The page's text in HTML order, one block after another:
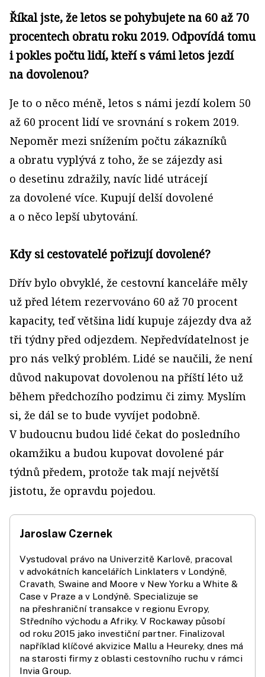
Říkal jste, že letos se pohybujete na 60 až 70
procentech obratu roku 2019. Odpovídá tomu
i pokles počtu lidí, kteří s vámi letos jezdí
na dovolenou?
Je to o něco méně, letos s námi jezdí kolem 50
až 60 pro­cent lidí ve srovnání s rokem 2019.
Nepoměr mezi sní­žením počtu zákazníků
a obratu vyplývá z toho, že se zájezdy asi
o desetinu zdražily, navíc lidé utrácejí
za dovolené více. Kupují delší dovolené
a o něco lepší ubytování.
Kdy si cestovatelé pořizují dovolené?
Dřív bylo obvyklé, že cestovní kanceláře měly
už před létem rezervováno 60 až 70 procent
kapacity, teď většina lidí kupuje zájezdy dva až
tři týdny před odjezdem. Nepředvídatelnost je
pro nás velký problém. Lidé se naučili, že není
důvod nakupovat dovolenou na příští léto už
během předchozího podzimu či zimy. Myslím
si, že dál se to bude vyvíjet podobně.
V budoucnu budou lidé čekat do posledního
okamžiku a budou kupovat dovolené pár
týdnů předem, protože tak mají největší
jistotu, že opravdu pojedou.
Jaroslaw Czernek
Vystudoval právo na Univerzitě Karlově, pracoval
v advokátních kancelářích Linklaters v Londýně,
Cravath, Swaine and Moore v New Yorku a White &
Case v Praze a v Londýně. Specializuje se
na přeshraniční transakce v regionu Evropy,
Středního východu a Afriky. V Rockaway působí
od roku 2015 jako investiční partner. Finalizoval
například klíčové akvizice Mallu a Heureky, dnes má
na starosti firmy z oblasti cestovního ruchu v rámci
Invia Group.